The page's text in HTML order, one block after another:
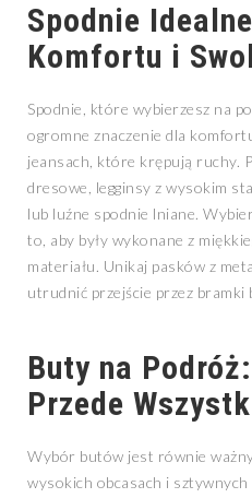
Spodnie
Komfortu i
Spodnie, które wybierzesz na
ogromne znaczenie dla
jeansach, które krępują ruchy.
dresowe, legginsy z wysokim
lub luźne spodnie lniane.
to, aby były wykonane z
materiału. Unikaj pasków z
utrudnić przejście przez bramki
Buty na
Przede
Wybór butów jest równie
wysokich obcasach i